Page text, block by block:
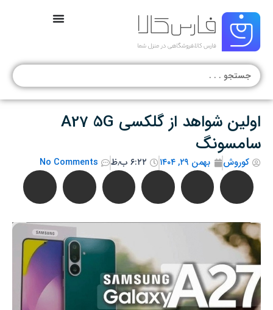
جستجو
.
.
.
اولین شواهد از گلکسی A27 5G
سامسونگ
کوروش بهمن ۲۹, ۱۴۰۴ ۶:۲۲ ب٫ظ No Comments